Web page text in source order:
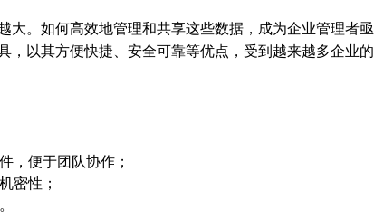
大。如何高效地管理和共享这些数据，成为企业管理者亟
，以其方便快捷、安全可靠等优点，受到越来越多企业的
，便于团队协作；
密性；